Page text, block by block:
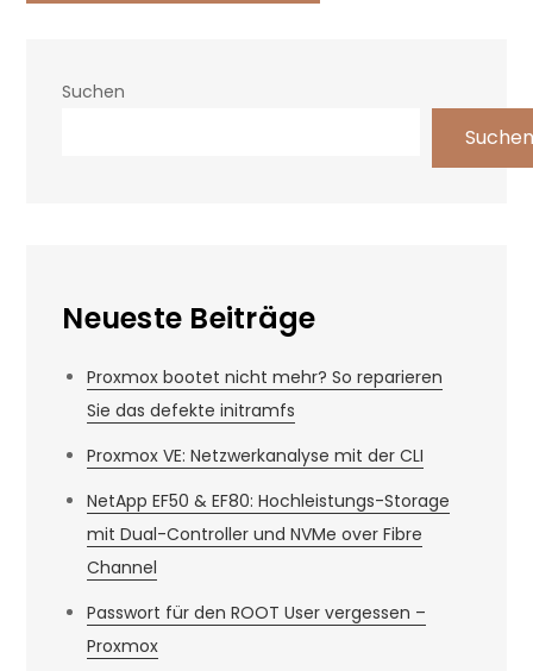
Suchen
Neueste Beiträge
Proxmox bootet nicht mehr? So reparieren
Sie das defekte initramfs
Proxmox VE: Netzwerkanalyse mit der CLI
NetApp EF50 & EF80: Hochleistungs-Storage
mit Dual-Controller und NVMe over Fibre
Channel
Passwort für den ROOT User vergessen –
Proxmox